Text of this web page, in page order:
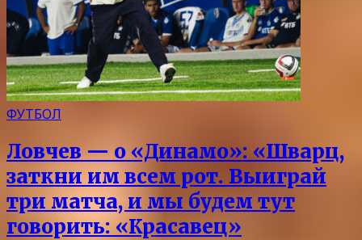
ФУТБОЛ
Ловчев — о «Динамо»: «Шварц,
заткни им всем рот. Выиграй
три матча, и мы будем тут
говорить: «Красавец»